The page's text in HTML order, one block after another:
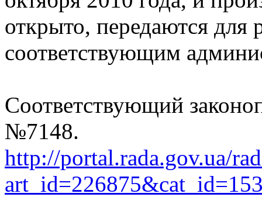
открыто, передаются для
соответствующим
Соответствующий
№7148.
http://portal.rada.gov.ua/